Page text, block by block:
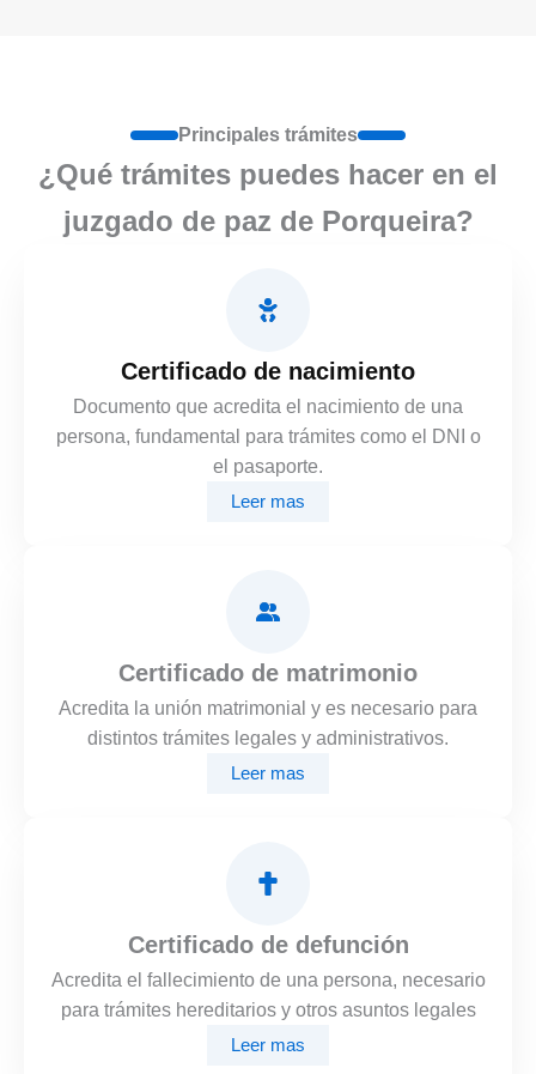
Principales trámites
¿Qué trámites puedes hacer en el
juzgado de paz de Porqueira?
Certificado de nacimiento
Documento que acredita el nacimiento de una
persona, fundamental para trámites como el DNI o
el pasaporte.
Leer mas
Certificado de matrimonio
Acredita la unión matrimonial y es necesario para
distintos trámites legales y administrativos.
Leer mas
Certificado de defunción
Acredita el fallecimiento de una persona, necesario
para trámites hereditarios y otros asuntos legales
Leer mas